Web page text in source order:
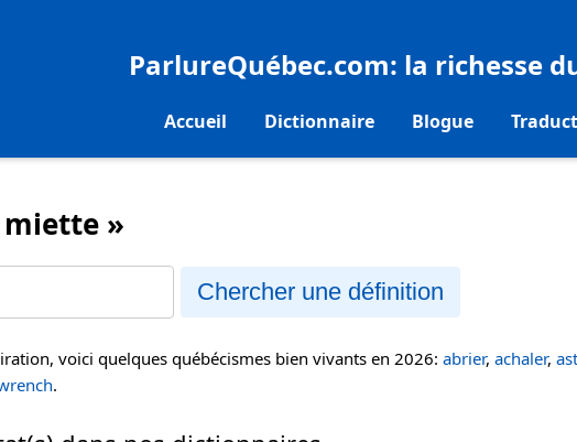
ParlureQuébec.com: la richesse
Accueil Dictionnaire Blogue
»
Chercher une définition
voici quelques québécismes bien vivants en 2026: abrier, achaler,
.